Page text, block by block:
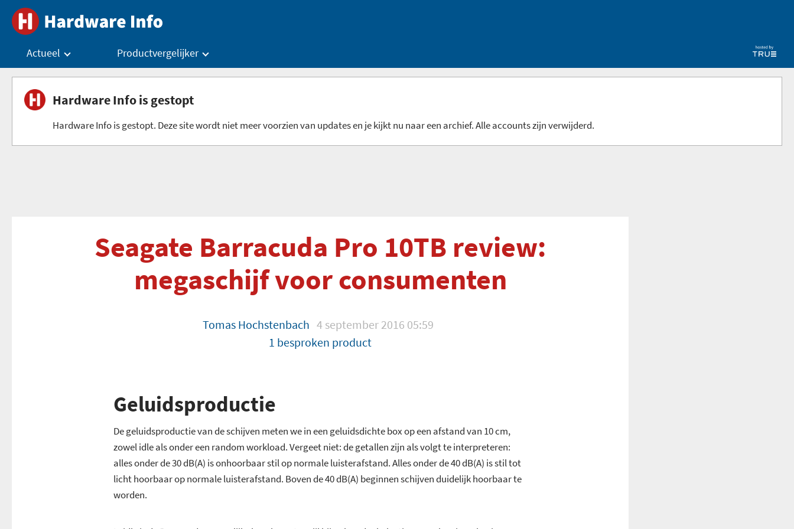
Actueel Productvergelijker
Hardware Info is gestopt
Hardware Info is gestopt. Deze site wordt niet meer voorzien van updates en je kijkt nu naar een archief. Alle accounts zijn verwijderd.
Seagate Barracuda Pro 10TB review:
megaschijf voor consumenten
Tomas Hochstenbach 4 september 2016 05:59
1 besproken product
Geluidsproductie
De geluidsproductie van de schijven meten we in een geluidsdichte box op een afstand van 10 cm,
zowel idle als onder een random workload. Vergeet niet: de getallen zijn als volgt te interpreteren:
alles onder de 30 dB(A) is onhoorbaar stil op normale luisterafstand. Alles onder de 40 dB(A) is stil tot
licht hoorbaar op normale luisterafstand. Boven de 40 dB(A) beginnen schijven duidelijk hoorbaar te
worden.